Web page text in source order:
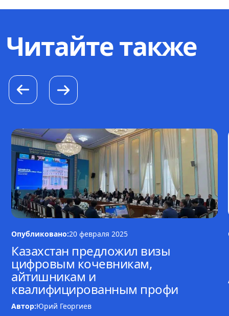
Читайте также
Опубликовано:20 февраля 2025
Казахстан предложил визы
цифровым кочевникам,
айтишникам и
квалифицированным профи
Автор:Юрий Георгиев